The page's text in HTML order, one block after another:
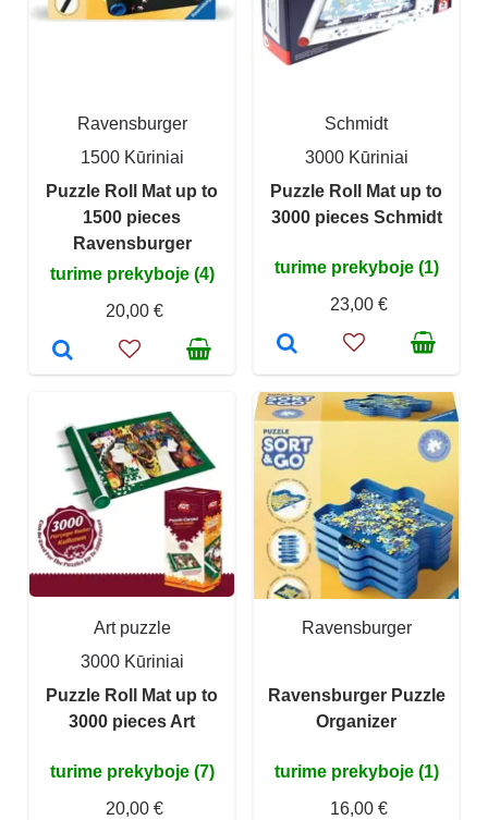
Ravensburger
1500 Kūriniai
Puzzle Roll Mat up to
1500 pieces
Ravensburger
turime prekyboje (4)
20,00 €
Schmidt
3000 Kūriniai
Puzzle Roll Mat up to
3000 pieces Schmidt
turime prekyboje (1)
23,00 €
Art puzzle
3000 Kūriniai
Puzzle Roll Mat up to
3000 pieces Art
turime prekyboje (7)
20,00 €
Ravensburger
Ravensburger Puzzle
Organizer
turime prekyboje (1)
16,00 €